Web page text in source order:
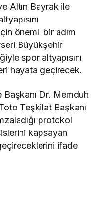
Altın Bayrak ile
önemli bir adım
Büyükşehir
spor altyapısını
hayata geçirecek.
Dr. Memduh
Teşkilat Başkanı
protokol
kapsayan
ifade